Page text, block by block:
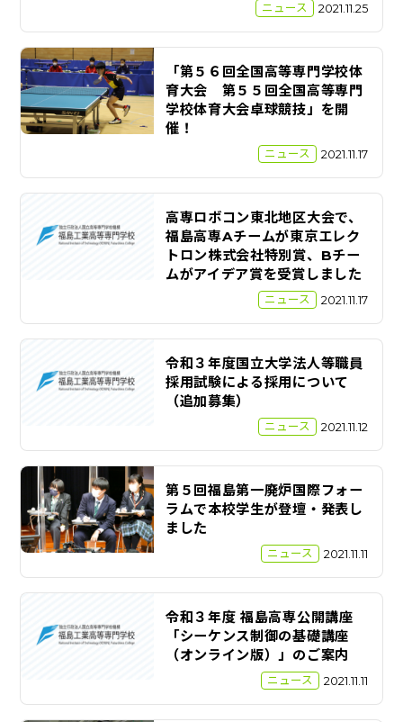
ニュース 2021.11.25
「第５６回全国高等専門学校体
育大会 第５５回全国高等専門
学校体育大会卓球競技」を開
催！
ニュース 2021.11.17
高専ロボコン東北地区大会で、
福島高専Aチームが東京エレク
トロン株式会社特別賞、Bチー
ムがアイデア賞を受賞しました
ニュース 2021.11.17
令和３年度国立大学法人等職員
採用試験による採用について
（追加募集）
ニュース 2021.11.12
第５回福島第一廃炉国際フォー
ラムで本校学生が登壇・発表し
ました
ニュース 2021.11.11
令和３年度 福島高専公開講座
「シーケンス制御の基礎講座
（オンライン版）」のご案内
ニュース 2021.11.11